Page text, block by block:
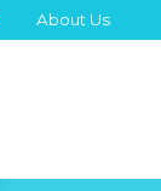
About Us